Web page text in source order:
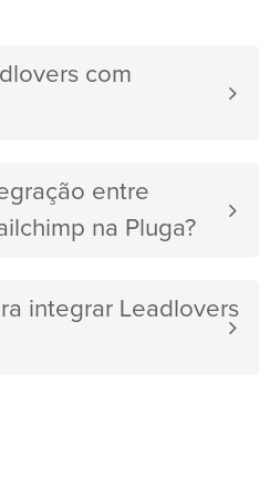
com
entre
na Pluga?
integrar Leadlovers